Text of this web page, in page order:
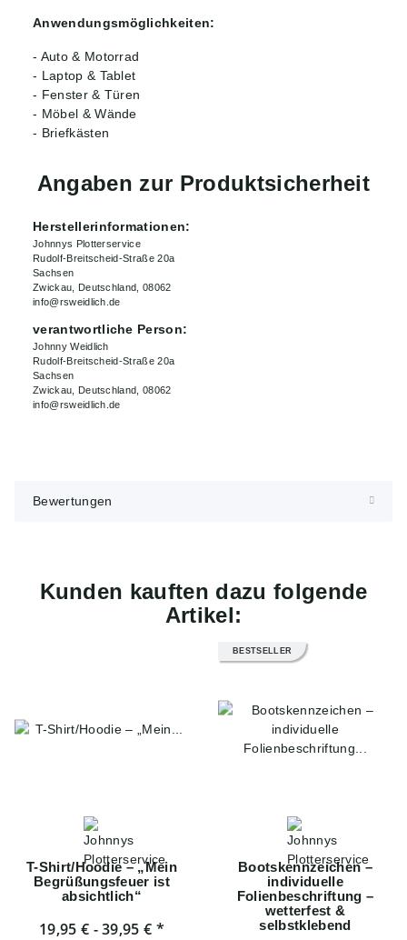
Anwendungsmöglichkeiten:
- Auto & Motorrad
- Laptop & Tablet
- Fenster & Türen
- Möbel & Wände
- Briefkästen
Angaben zur Produktsicherheit
Herstellerinformationen:
Johnnys Plotterservice
Rudolf-Breitscheid-Straße 20a
Sachsen
Zwickau, Deutschland, 08062
info@rsweidlich.de
verantwortliche Person:
Johnny Weidlich
Rudolf-Breitscheid-Straße 20a
Sachsen
Zwickau, Deutschland, 08062
info@rsweidlich.de
Bewertungen
Kunden kauften dazu folgende
Artikel:
T-Shirt/Hoodie – „Mein
Begrüßungsfeuer ist
absichtlich“
19,95 € -39,95 € *
BESTSELLER
Bootskennzeichen –
individuelle
Folienbeschriftung –
wetterfest &
selbstklebend